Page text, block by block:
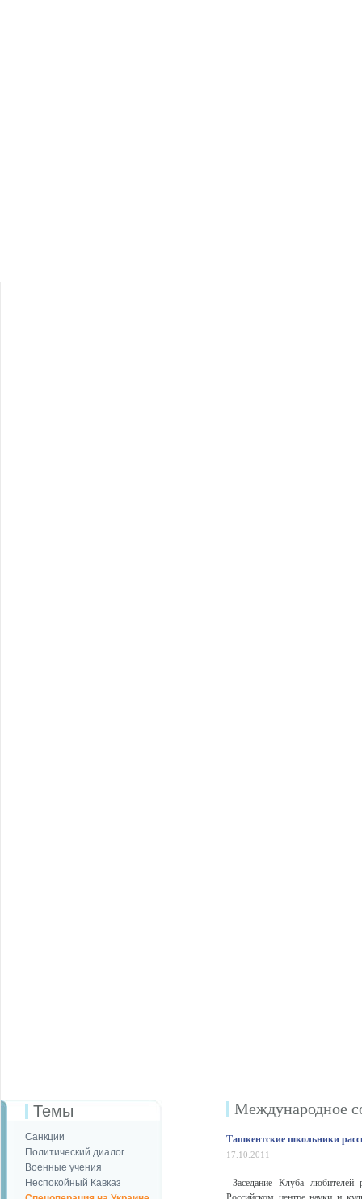
Темы
Санкции
Политический диалог
Военные учения
Неспокойный Кавказ
Международное
Ташкентские школьники
17.10.2011
Заседание Клуба любителей